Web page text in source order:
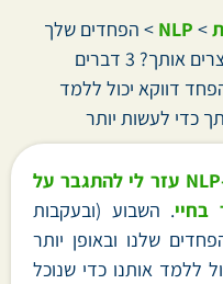
>
NLP
> הפחדים שלך
עוצרים אותך? 3 דברים
דווקא יכול ללמד
כדי לעשות יותר
איך ה-NLP עזר לי להתגבר על
. השבוע (ובעקבות
שלנו ובאופן יותר
ללמד אותנו כדי שנוכל